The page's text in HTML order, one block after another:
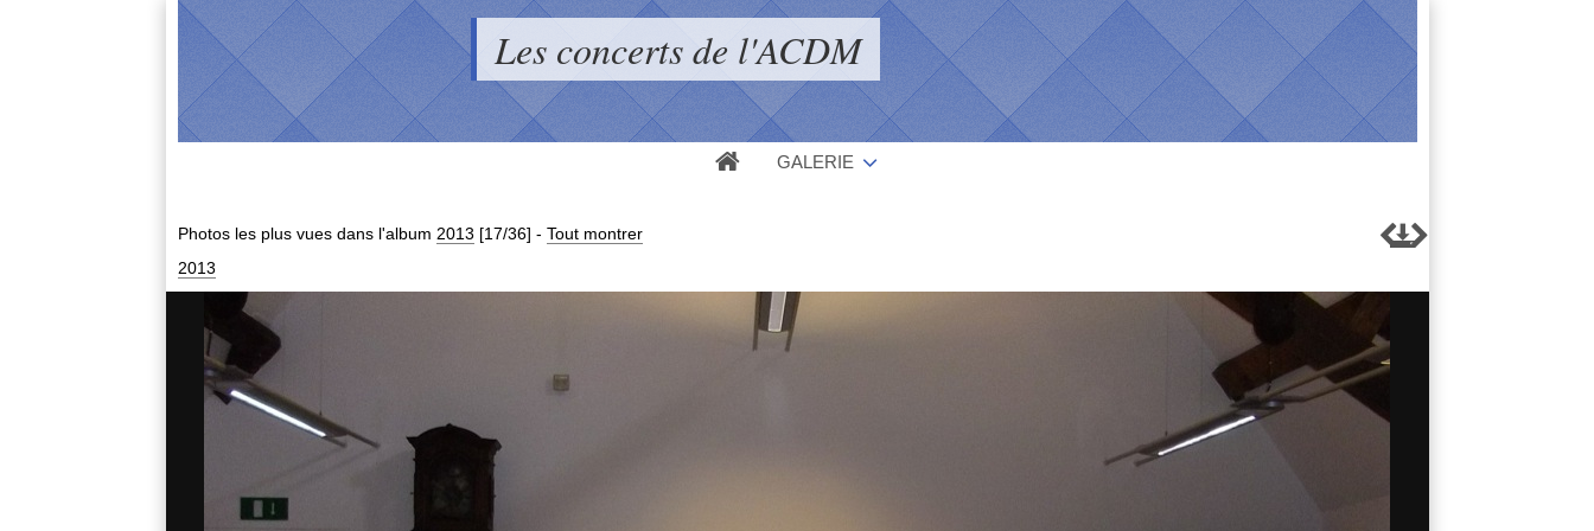
Les concerts de l'ACDM
GALERIE
Photos les plus vues dans l'album 2013 [17/36] - Tout montrer
2013
